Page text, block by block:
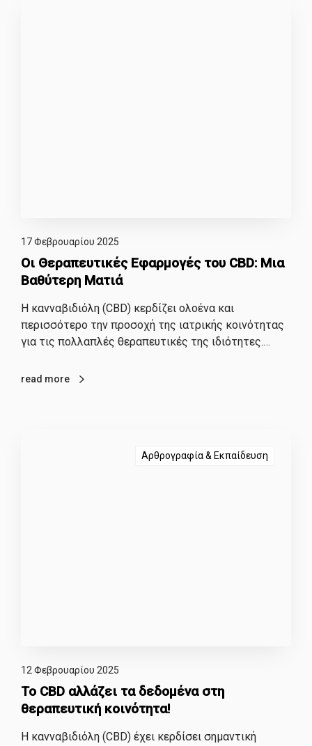
17 Φεβρουαρίου 2025
Οι Θεραπευτικές Εφαρμογές του CBD: Μια
Βαθύτερη Ματιά
Η κανναβιδιόλη (CBD) κερδίζει ολοένα και
περισσότερο την προσοχή της ιατρικής κοινότητας
για τις πολλαπλές θεραπευτικές της ιδιότητες.…
read more
Αρθρογραφία & Εκπαίδευση
12 Φεβρουαρίου 2025
Το CBD αλλάζει τα δεδομένα στη
θεραπευτική κοινότητα!
Η κανναβιδιόλη (CBD) έχει κερδίσει σημαντική